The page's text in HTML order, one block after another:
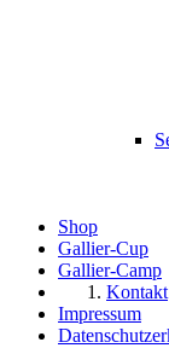
Shop
Gallier-Cup
Gallier-Camp
Kontakt
Impressum